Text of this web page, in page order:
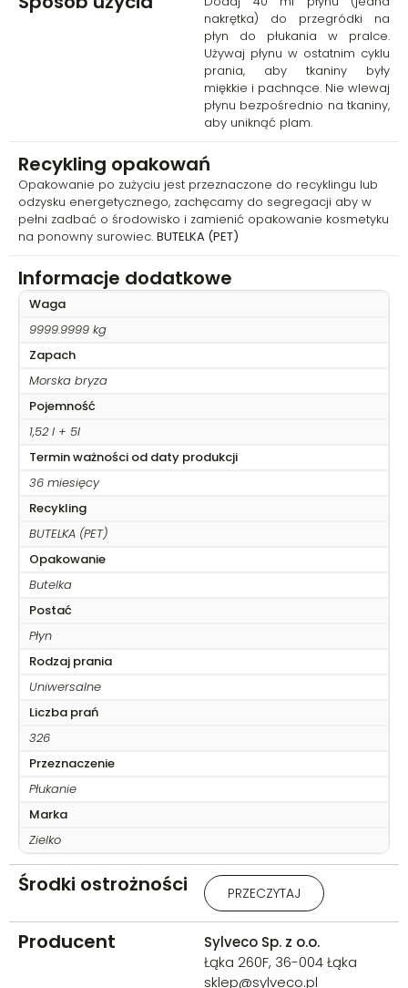
nakrętka) do przegródki na
płyn do płukania w pralce.
Używaj płynu w ostatnim cyklu
prania, aby tkaniny były
miękkie i pachnące. Nie wlewaj
płynu bezpośrednio na tkaniny,
aby uniknąć plam.
Recykling opakowań
Opakowanie po zużyciu jest przeznaczone do recyklingu lub
odzysku energetycznego, zachęcamy do segregacji aby w
pełni zadbać o środowisko i zamienić opakowanie kosmetyku
na ponowny surowiec. BUTELKA (PET)
Informacje dodatkowe
Waga
9999.9999 kg
Zapach
Morska bryza
Pojemność
1,52 l + 5l
Termin ważności od daty produkcji
36 miesięcy
Recykling
BUTELKA (PET)
Opakowanie
Butelka
Postać
Płyn
Rodzaj prania
Uniwersalne
Liczba prań
326
Przeznaczenie
Płukanie
Marka
Zielko
Środki ostrożności
Działa drażniąco na oczy.
Działa drażniąco na skórę.
Stosować rękawice
ochronne/odzież
ochronną/ochronę
oczu/ochronę twarzy. W
PRZECZYTAJ
Producent
Sylveco Sp. z o.o.
Łąka 260F, 36-004 Łąka
sklep@sylveco.pl